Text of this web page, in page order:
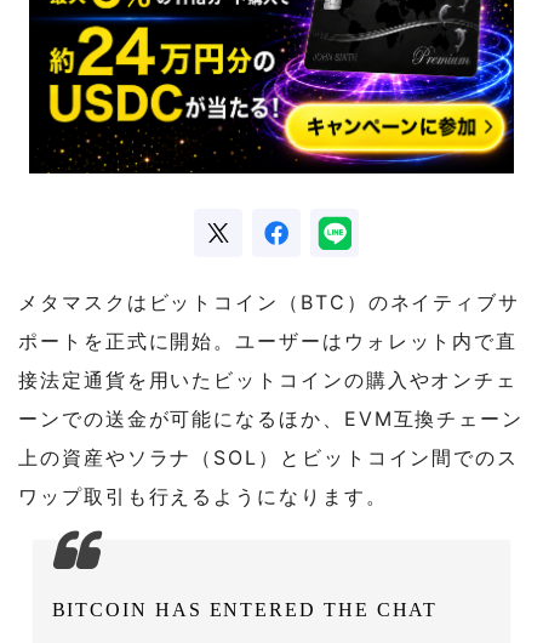
メタマスクはビットコイン（BTC）のネイティブサ
ポートを正式に開始。ユーザーはウォレット内で直
接法定通貨を用いたビットコインの購入やオンチェ
ーンでの送金が可能になるほか、EVM互換チェーン
上の資産やソラナ（SOL）とビットコイン間でのス
ワップ取引も行えるようになります。
BITCOIN HAS ENTERED THE CHAT